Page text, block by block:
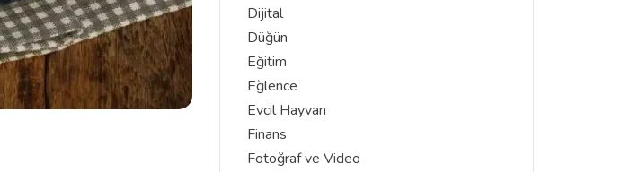
Dijital
Düğün
Eğitim
Eğlence
Evcil Hayvan
Finans
Fotoğraf ve Video